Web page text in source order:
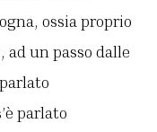
ossia proprio
un passo dalle
parlato